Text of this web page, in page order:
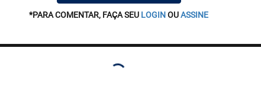
*PARA COMENTAR, FAÇA SEU LOGINOUASSINE